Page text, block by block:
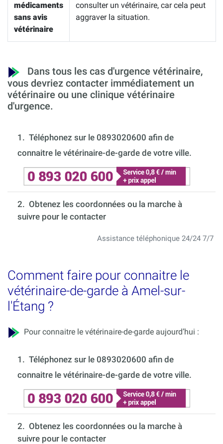
médicaments
sans avis
vétérinaire
consulter un vétérinaire, car cela peut
aggraver la situation.
Dans tous les cas d'urgence vétérinaire,
vous devriez contacter immédiatement un
vétérinaire ou une clinique vétérinaire
d'urgence.
1. Téléphonez sur le 0893020600 afin de
connaitre le vétérinaire-de-garde de votre ville.
2. Obtenez les coordonnées ou la marche à
suivre pour le contacter
Assistance téléphonique 24/24 7/7
Comment faire pour connaitre le
vétérinaire-de-garde à Amel-sur-
l'Étang ?
Pour connaitre le vétérinaire-de-garde aujourd’hui :
1. Téléphonez sur le 0893020600 afin de
connaitre le vétérinaire-de-garde de votre ville.
2. Obtenez les coordonnées ou la marche à
suivre pour le contacter